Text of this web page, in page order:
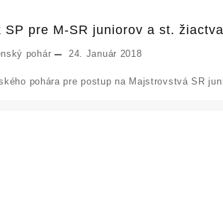
SP pre M-SR juniorov a st. žiactva
pohár 24. Január 2018
pohára pre postup na Majstrovstvá SR